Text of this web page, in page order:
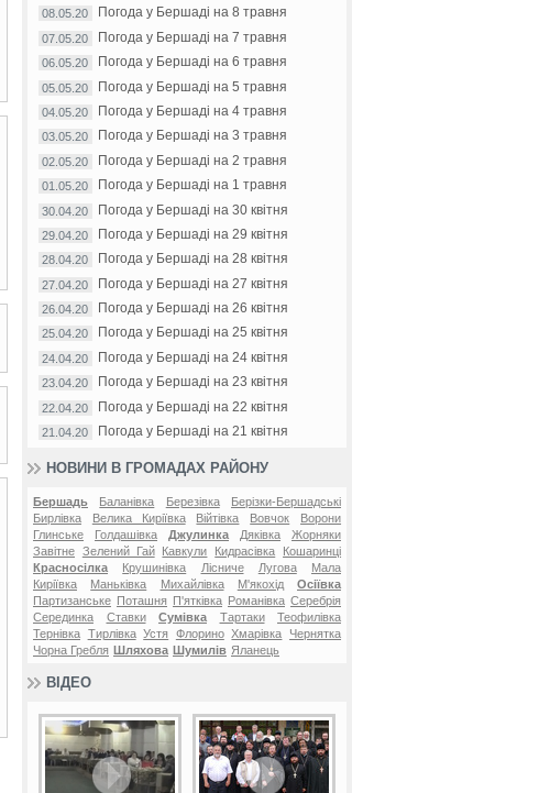
08.05.20 Погода у Бершаді на 8 травня
07.05.20 Погода у Бершаді на 7 травня
06.05.20 Погода у Бершаді на 6 травня
05.05.20 Погода у Бершаді на 5 травня
04.05.20 Погода у Бершаді на 4 травня
03.05.20 Погода у Бершаді на 3 травня
02.05.20 Погода у Бершаді на 2 травня
01.05.20 Погода у Бершаді на 1 травня
30.04.20 Погода у Бершаді на 30 квітня
29.04.20 Погода у Бершаді на 29 квітня
28.04.20 Погода у Бершаді на 28 квітня
27.04.20 Погода у Бершаді на 27 квітня
26.04.20 Погода у Бершаді на 26 квітня
25.04.20 Погода у Бершаді на 25 квітня
24.04.20 Погода у Бершаді на 24 квітня
23.04.20 Погода у Бершаді на 23 квітня
22.04.20 Погода у Бершаді на 22 квітня
21.04.20 Погода у Бершаді на 21 квітня
НОВИНИ В ГРОМАДАХ РАЙОНУ
Бершадь Баланівка Березівка
Берізки-Бершадські
Бирлівка
Велика Киріївка Війтівка Вовчок
Ворони
Глинське
Голдашівка Джулинка Дяківка
Жорняки
Завітне Зелений Гай Кавкули Кидрасівка
Кошаринці
Красносілка
Крушинівка Лісниче Лугова
Мала
Киріївка
Маньківка Михайлівка М'якохід
Осіївка
Партизанське Поташня П'ятківка Романівка Серебрія
Серединка
Ставки Сумівка Тартаки
Теофилівка
Тернівка Тирлівка Устя Флорино Хмарівка
Чернятка
Чорна Гребля Шляхова Шумилів Яланець
ВІДЕО